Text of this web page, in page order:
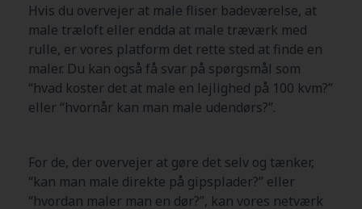
Hvis du overvejer at male fliser badeværelse, at
male træloft eller endda at male træværk med
rulle, er vores platform det rette sted at finde en
maler. Du kan også få svar på spørgsmål som
“hvad koster det at male en lejlighed på 100 kvm?”
eller “hvornår kan man male udendørs?”.
For de, der overvejer at gøre det selv og tænker,
“kan man male direkte på gipsplader?” eller
“hvordan maler man en dør?”, kan vores netværk